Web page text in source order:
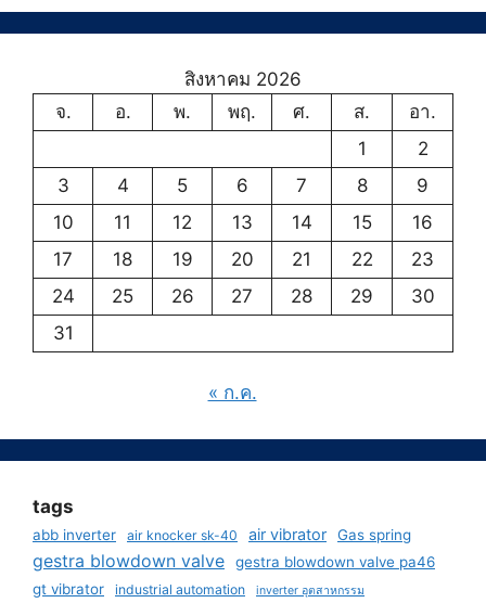
สิงหาคม 2026
จ.
อ. พ. พฤ. ศ. ส.
อา.
1
2
3
4 5 6 7 8
9
10
11 12 13 14 15
16
17
18 19 20 21 22
23
24
25 26 27 28 29
30
31
« ก.ค.
tags
abb inverter air knocker sk-40 air vibrator Gas spring
gestra blowdown valve
gestra blowdown valve pa46
gt vibrator
industrial automation inverter อุตสาหกรรม